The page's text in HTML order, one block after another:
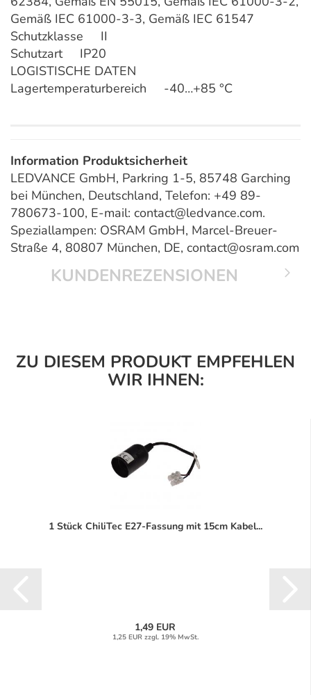
Gemäß IEC 61000-3-3, Gemäß IEC 61547
Schutzklasse II
Schutzart IP20
LOGISTISCHE DATEN
Lagertemperaturbereich -40…+85 °C
Information Produktsicherheit
LEDVANCE GmbH, Parkring 1-5, 85748 Garching
bei München, Deutschland, Telefon: +49 89-
780673-100, E-mail: contact@ledvance.com.
Speziallampen: OSRAM GmbH, Marcel-Breuer-
Straße 4, 80807 München, DE, contact@osram.com
KUNDENREZENSIONEN
ZU DIESEM PRODUKT EMPFEHLEN
WIR IHNEN:
1 Stück ChiliTec E27-Fassung mit 15cm Kabel...
1,49 EUR
1,25 EUR zzgl. 19% MwSt.